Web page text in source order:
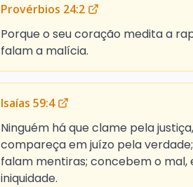
Provérbios 24:2
Porque o seu coração medita a
falam a malícia.
Isaías 59:4
Ninguém há que clame pela
compareça em juízo pela
falam mentiras; concebem o mal,
iniquidade.